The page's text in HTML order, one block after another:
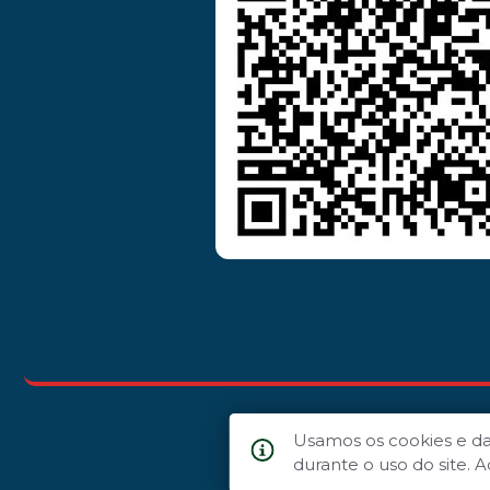
Usamos os cookies e
durante o uso do site.